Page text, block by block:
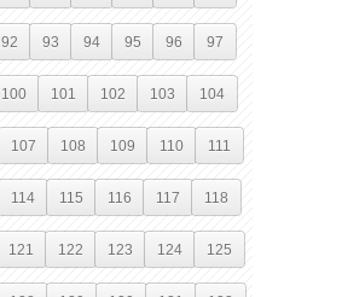
92 93 94 95 96 97
100 101 102 103 104
107 108 109 110 111
114 115 116 117 118
121 122 123 124 125